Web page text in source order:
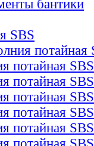
бантики
SBS
потайная
потайная SBS
потайная SBS
потайная SBS
потайная SBS
потайная SBS